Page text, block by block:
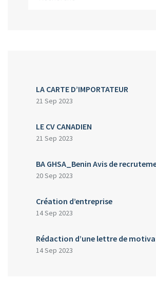
LA CARTE D’IMPORTATEUR
21 Sep 2023
LE CV CANADIEN
21 Sep 2023
BA GHSA_Benin Avis de
20 Sep 2023
Création d’entreprise
14 Sep 2023
Rédaction d’une lettre de
14 Sep 2023